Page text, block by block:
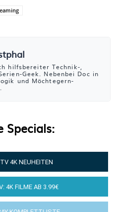
hilfsbereiter Technik-,
Geek. Nebenbei Doc in
und Möchtegern-
Specials:
4K NEUHEITEN
4K FILME AB 3.99€